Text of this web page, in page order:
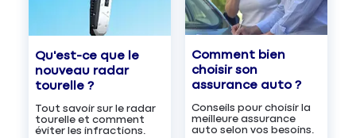
Qu'est-ce que le
nouveau radar
tourelle ?
Tout savoir sur le radar
tourelle et comment
éviter les infractions.
Comment bien
choisir son
assurance auto ?
Conseils pour choisir la
meilleure assurance
auto selon vos besoins.